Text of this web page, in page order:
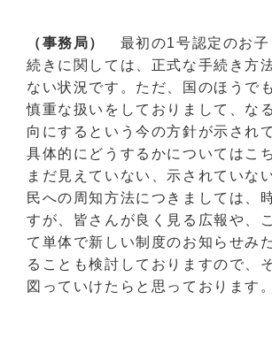
（事務局）
最初の1号認定のお子
続きに関しては、正式な手続き方
ない状況です。ただ、国のほうで
慎重な扱いをしておりまして、な
向にするという今の方針が示され
具体的にどうするかについてはこ
まだ見えていない、示されていな
民への周知方法につきましては、
すが、皆さんが良く見る広報や、
て単体で新しい制度のお知らせみ
ることも検討しておりますので、
図っていけたらと思っております。